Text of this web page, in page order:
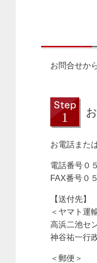
お問合せか
お電話また
電話番号０
FAX番号０
【送付先】
＜ヤマト運
高浜二池セ
神谷祐一行
＜郵便＞